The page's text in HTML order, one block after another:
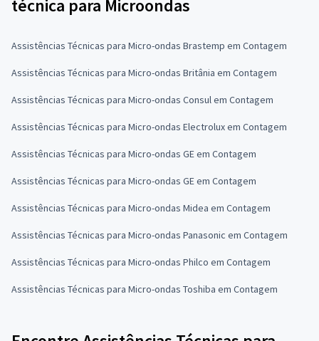
técnica para Microondas
Assistências Técnicas para Micro-ondas Brastemp em Contagem
Assistências Técnicas para Micro-ondas Britânia em Contagem
Assistências Técnicas para Micro-ondas Consul em Contagem
Assistências Técnicas para Micro-ondas Electrolux em Contagem
Assistências Técnicas para Micro-ondas GE em Contagem
Assistências Técnicas para Micro-ondas GE em Contagem
Assistências Técnicas para Micro-ondas Midea em Contagem
Assistências Técnicas para Micro-ondas Panasonic em Contagem
Assistências Técnicas para Micro-ondas Philco em Contagem
Assistências Técnicas para Micro-ondas Toshiba em Contagem